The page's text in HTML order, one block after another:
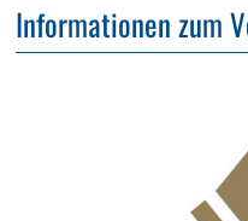
Informationen zum